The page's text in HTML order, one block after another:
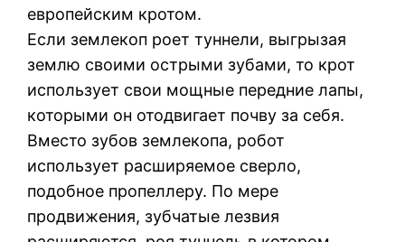
европейским кротом.
Если землекоп роет туннели, выгрызая
землю своими острыми зубами, то крот
использует свои мощные передние лапы,
которыми он отодвигает почву за себя.
Вместо зубов землекопа, робот
использует расширяемое сверло,
подобное пропеллеру. По мере
продвижения, зубчатые лезвия